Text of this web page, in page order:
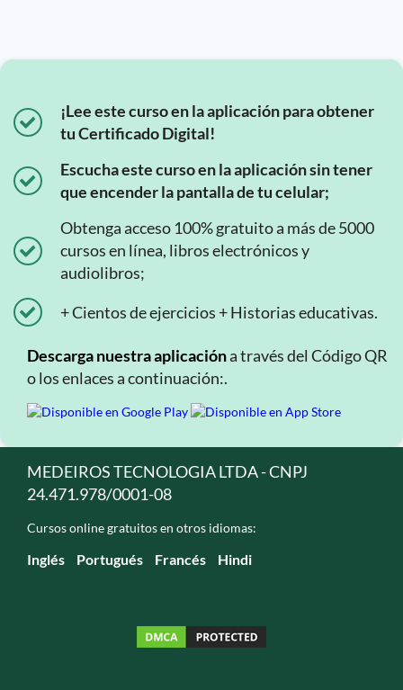
¡Lee este curso en la aplicación para obtener
tu Certificado Digital!
Escucha este curso en la aplicación sin tener
que encender la pantalla de tu celular;
Obtenga acceso 100% gratuito a más de 5000
cursos en línea, libros electrónicos y
audiolibros;
+ Cientos de ejercicios + Historias educativas.
Descarga nuestra aplicacióna través del Código QR
o los enlaces a continuación:.
MEDEIROS TECNOLOGIA LTDA - CNPJ
24.471.978/0001-08
Cursos online gratuitos en otros idiomas:
Inglés Portugués Francés Hindi